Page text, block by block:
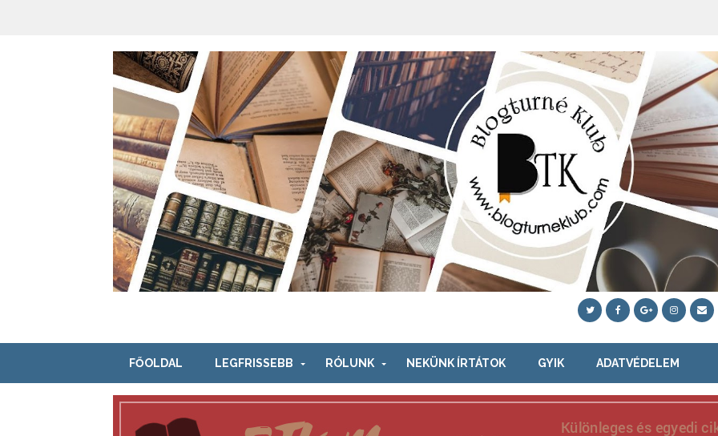
FŐOLDAL LEGFRISSEBB RÓLUNK NEKÜNK ÍRTÁTOK GYIK ADATVÉDELEM